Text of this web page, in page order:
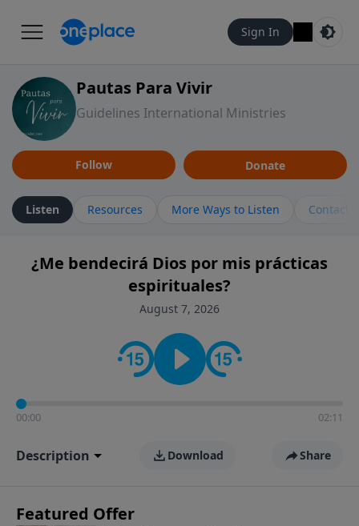
Sign In
Pautas Para Vivir
Guidelines International Ministries
Follow Donate
Listen Resources More Ways to Listen Contact
¿Me bendecirá Dios por mis prácticas
espirituales?
August 7, 2026
00:00 02:11
Description Download Share
Featured Offer